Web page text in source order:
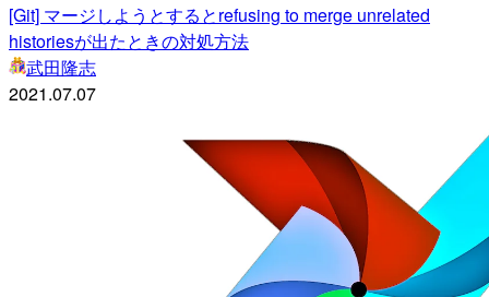
[Git] マージしようとするとrefusing to merge unrelated
historiesが出たときの対処方法
武田隆志
2021.07.07